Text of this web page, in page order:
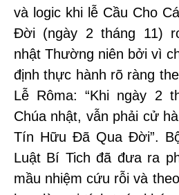
và logic khi lễ Cầu Cho
Đời (ngày 2 tháng 11)
nhật Thường niên bởi vì
định thực hành rõ ràng
Lễ Rôma: “Khi ngày 2
Chúa nhật, vẫn phải cử
Tín Hữu Đã Qua Đời”.
Luật Bí Tich đã đưa ra
mầu nhiệm cứu rỗi và